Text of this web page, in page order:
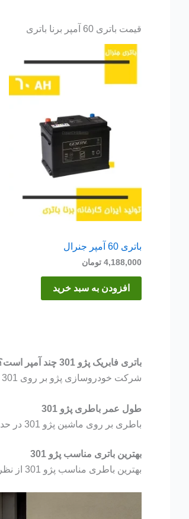
قیمت باتری 60 آمپر برنا باتری
باتری 60 آمپر جنرال
4,188,000 تومان
افزودن به سبد خرید
باتری فابریک پژو 301 چند آمپر است؟
شرکت خودروسازی پژو بر روی 301 باطری 12 ولت و 60 آمپر نصب میکند.
طول عمر باطری پژو 301
باطری بر روی ماشین پژو 301 در حدود دو تا سه سال کار میکند. البته این مدت با توجه به شرایط نگهداری باطری و نوع استفاده از باطری تغییر میکند.
بهترین باتری مناسب پژو 301
بهترین باطری مناسب پژو 301 از نظر کیفیت و آمپر باطری 60 آمپر اتمی برنا باتری میباشد.